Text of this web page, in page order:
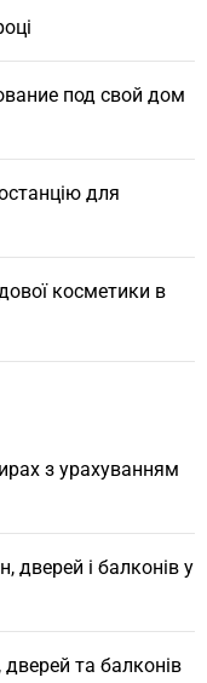
под свой дом
для
косметики в
з урахуванням
дверей і балконів у
та балконів